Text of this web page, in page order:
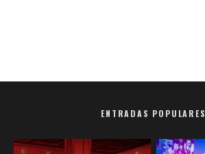
ENTRADAS POPULARES